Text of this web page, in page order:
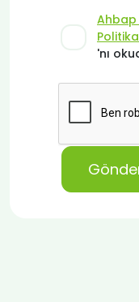
Ahbap
'nı